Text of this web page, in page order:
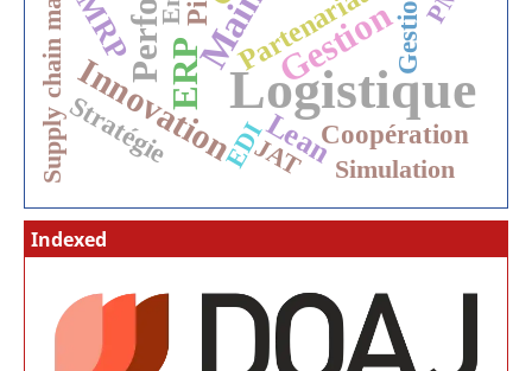
Logistique
Gestion
ERP
Innovation
MRP
Lean
Partenariat Gestion
Coopération
Stratégie
Simulation
EDIJAT
Indexed